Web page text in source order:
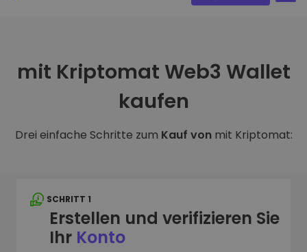
mit Kriptomat Web3 Wallet
kaufen
Drei einfache Schritte zum Kauf von mit Kriptomat:
SCHRITT 1
Erstellen und verifizieren Sie
Ihr Konto